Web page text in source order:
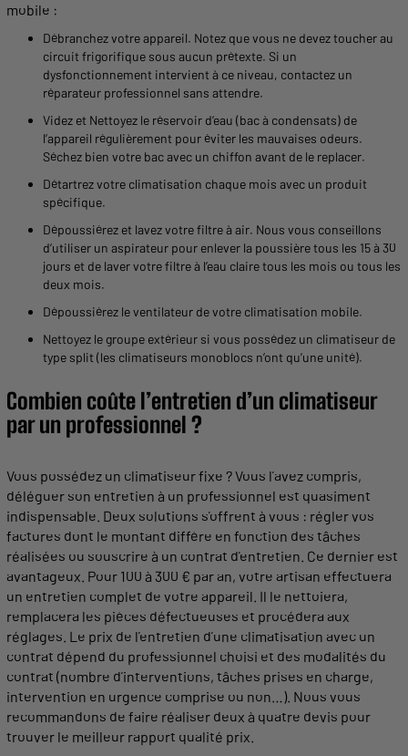
mobile :
Débranchez votre appareil. Notez que vous ne devez toucher au
circuit frigorifique sous aucun prétexte. Si un
dysfonctionnement intervient à ce niveau, contactez un
réparateur professionnel sans attendre.
Videz et Nettoyez le réservoir d’eau (bac à condensats) de
l’appareil régulièrement pour éviter les mauvaises odeurs.
Séchez bien votre bac avec un chiffon avant de le replacer.
Détartrez votre climatisation chaque mois avec un produit
spécifique.
Dépoussiérez et lavez votrefiltreà air. Nous vous conseillons
d’utiliser un aspirateur pour enlever la poussière tous les 15 à 30
jours et de laver votrefiltreà l’eau claire tous les mois ou tous les
deux mois.
Dépoussiérez le ventilateur de votre climatisation mobile.
Nettoyez le groupe extérieur si vous possédez un climatiseur de
type split (les climatiseurs monoblocs n’ont qu’une unité).
Combien coûte l’entretien d’un climatiseur
par un professionnel ?
Vous possédez un climatiseurfixe ? Vous l’avez compris,
déléguer son entretien à un professionnel est quasiment
indispensable. Deux solutions s’offrent à vous : régler vos
factures dont le montant diffère en fonction des tâches
réalisées ou souscrire à un contrat d’entretien. Ce dernier est
avantageux. Pour 100 à 300 € par an, votre artisan effectuera
un entretien complet de votre appareil. Il le nettoiera,
remplacera les pièces défectueuses et procédera aux
réglages. Le prix de l’entretien d’une climatisation avec un
contrat dépend du professionnel choisi et des modalités du
contrat (nombre d’interventions, tâches prises en charge,
intervention en urgence comprise ou non…). Nous vous
recommandons de faire réaliser deux à quatre devis pour
trouver le meilleur rapport qualité prix.